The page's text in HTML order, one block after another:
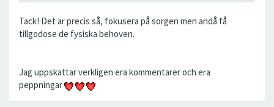
Tack! Det är precis så, fokusera på sorgen men ändå få
tillgodose de fysiska behoven.
Jag uppskattar verkligen era kommentarer och era
peppningar